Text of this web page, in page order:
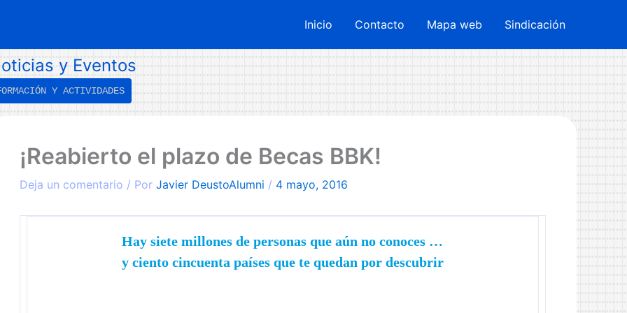
Inicio Contacto Mapa web Sindicación
y Eventos
Y ACTIVIDADES
¡Reabierto el plazo de Becas BBK!
Deja un comentario / Por Javier DeustoAlumni / 4 mayo, 2016
Hay siete millones de personas que aún no conoces …
y ciento cincuenta países que te quedan por descubrir
→